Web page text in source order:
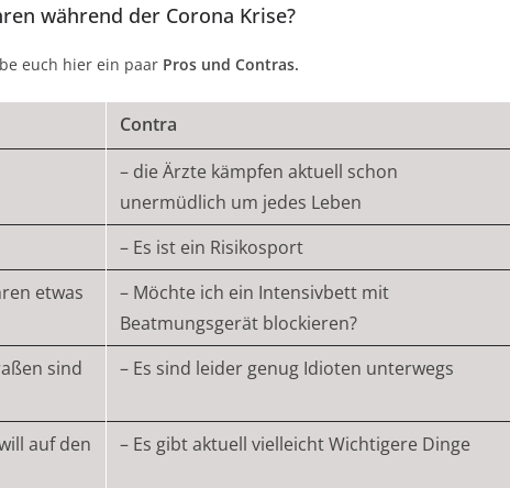
während der Corona Krise?
euch hier ein paar Pros und Contras.
Contra
– die Ärzte kämpfen aktuell schon
unermüdlich um jedes Leben
– Es ist ein Risikosport
etwas
– Möchte ich ein Intensivbett mit
Beatmungsgerät blockieren?
sind
– Es sind leider genug Idioten unterwegs
auf den
– Es gibt aktuell vielleicht Wichtigere Dinge